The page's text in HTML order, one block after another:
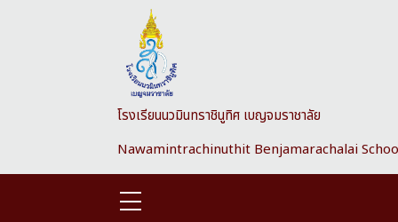
โรงเรียนนวมินทราชินูทิศ เบญจมราชาลัย
Nawamintrachinuthit Benjamarachalai